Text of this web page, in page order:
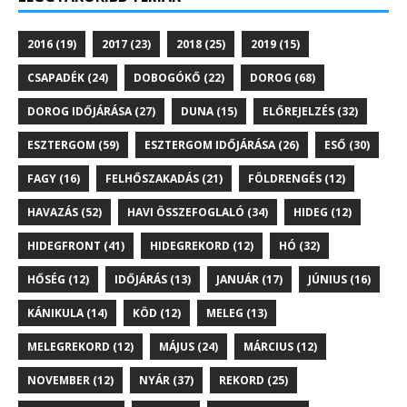
2016 (19) 2017 (23) 2018 (25) 2019 (15)
CSAPADÉK (24) DOBOGÓKŐ (22) DOROG (68)
DOROG IDŐJÁRÁSA(27) DUNA(15) ELŐREJELZÉS (32)
ESZTERGOM (59) ESZTERGOM IDŐJÁRÁSA(26) ESŐ (30)
FAGY (16) FELHŐSZAKADÁS (21) FÖLDRENGÉS (12)
HAVAZÁS (52) HAVI ÖSSZEFOGLALÓ (34) HIDEG (12)
HIDEGFRONT (41) HIDEGREKORD (12) HÓ (32)
HŐSÉG (12) IDŐJÁRÁS (13) JANUÁR (17) JÚNIUS (16)
KÁNIKULA(14) KÖD (12) MELEG (13)
MELEGREKORD (12) MÁJUS (24) MÁRCIUS (12)
NOVEMBER (12) NYÁR (37) REKORD (25)